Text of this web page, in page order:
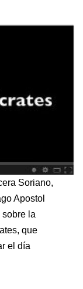
Soriano,
Apostol
la
que
el día